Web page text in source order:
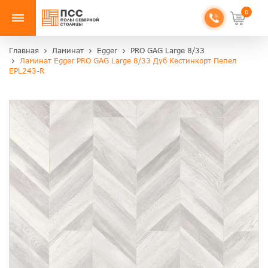
0
Главная Ламинат Egger
PRO GAG Large 8/33
Ламинат Egger PRO GAG Large 8/33 Дуб Кестинкорт Пепел
EPL243-R